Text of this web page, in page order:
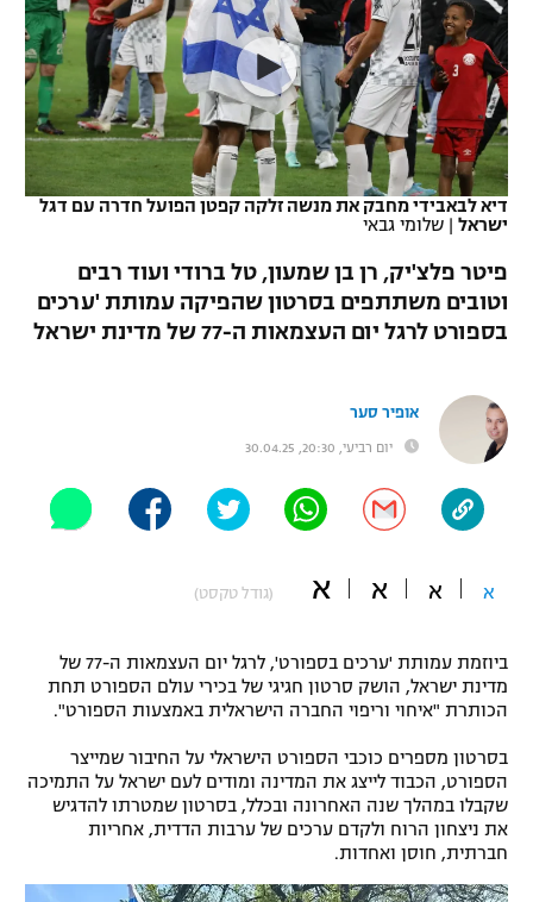
VOD
רץ ברשת
תוצאות
לוח שידורים
ברחבה
"מעל הליגה" – פודקאסט
תקנון משתתפים וזוכים בפרסים
תקנון עבור פעילות אלקטרה
תקנון עבור פעילות ספורט 1 – "מרלן"
גיימינג E-Sports
תנאי שימוש
נבחרת ישראל
מכבי חיפה
בית"ר ירושלים
מכבי תל אביב
הפועל תל אביב
הפועל חיפה
מכבי נתניה
בני יהודה
ליגה ספרדית
ליגה איטלקית
ליגה צרפתית
ליגה הולנדית
ליגה טורקית
ליגה סינית
ליגה ברזילאית
ליגות נוספות
כדורסל נשים
מכבי תל אביב
הפועל חולון
הפועל ירושלים
יורוליג
יורוקאפ
טניס
כדוריד
כדורעף
שחייה
ג'ודו
ספורט אולימפי
UFC
היאבקות WWE
אופניים
כדורמים
פוטבול אמריקאי NFL
בייסבול MLB
ספורט אתגרי ואקסטרים
דיא לבאבידי מחבק את מנשה זלקה קפטן הפועל חדרה עם דגל
ישראל | שלומי גבאי
פיטר פלצ'יק, רן בן שמעון, טל ברודי ועוד רבים
וטובים משתתפים בסרטון שהפיקה עמותת 'ערכים
בספורט לרגל יום העצמאות ה-77 של מדינת ישראל
אופיר סער
יום רביעי, 20:30, 30.04.25
א א א א (גודל טקסט)
ביוזמת עמותת 'ערכים בספורט', לרגל יום העצמאות ה-77 של
מדינת ישראל, הושק סרטון חגיגי של בכירי עולם הספורט תחת
הכותרת "איחוי וריפוי החברה הישראלית באמצעות הספורט".
בסרטון מספרים כוכבי הספורט הישראלי על החיבור שמייצר
הספורט, הכבוד לייצג את המדינה ומודים לעם ישראל על התמיכה
שקבלו במהלך שנה האחרונה ובכלל, בסרטון שמטרתו להדגיש
את ניצחון הרוח ולקדם ערכים של ערבות הדדית, אחריות
חברתית, חוסן ואחדות.